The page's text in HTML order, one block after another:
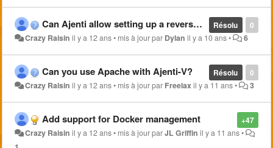
0
Résolu
Can Ajenti allow setting up a reverse proxy
Crazy Raisin il y a 12 ans• mis à jour par Dylan il y a 10 ans• 6
0
Résolu
Can you use Apache with Ajenti-V?
Crazy Raisin il y a 12 ans• mis à jour par Freelaxil y a 11 ans• 3
+47
Add support for Docker management
Crazy Raisin il y a 12 ans• mis à jour parJL Griffin il y a 11 ans•